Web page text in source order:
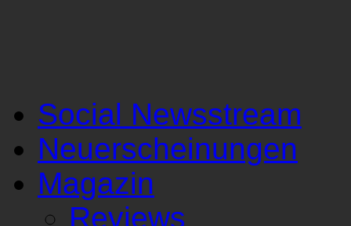
Social Newsstream
Neuerscheinungen
Magazin
Reviews